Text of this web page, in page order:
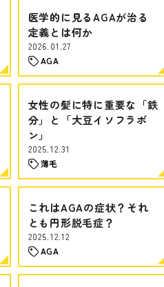
医学的に見るAGAが治る
定義とは何か
2026.01.27
AGA
女性の髪に特に重要な「鉄
分」と「大豆イソフラボ
ン」
2025.12.31
薄毛
これはAGAの症状？それ
とも円形脱毛症？
2025.12.12
AGA